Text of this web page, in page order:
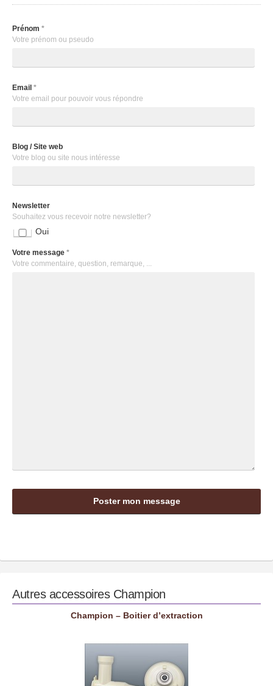
Prénom *
Votre prénom ou pseudo
Email *
Votre email pour pouvoir vous répondre
Blog / Site web
Votre blog ou site nous intéresse
Newsletter
Souhaitez vous recevoir notre newsletter?
Oui
Votre message *
Votre commentaire, question, remarque, ...
Autres accessoires Champion
Champion – Boitier d’extraction